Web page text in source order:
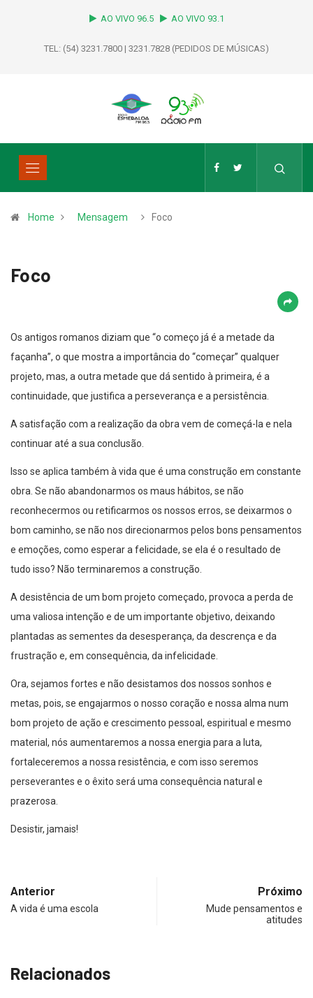
AO VIVO 96.5 AO VIVO 93.1
TEL: (54) 3231.7800 | 3231.7828 (PEDIDOS DE MÚSICAS)
Home Mensagem Foco
Foco
Os antigos romanos diziam que “o começo já é a metade da
façanha”, o que mostra a importância do “começar” qualquer
projeto, mas, a outra metade que dá sentido à primeira, é a
continuidade, que justifica a perseverança e a persistência.
A satisfação com a realização da obra vem de começá-la e nela
continuar até a sua conclusão.
Isso se aplica também à vida que é uma construção em constante
obra. Se não abandonarmos os maus hábitos, se não
reconhecermos ou retificarmos os nossos erros, se deixarmos o
bom caminho, se não nos direcionarmos pelos bons pensamentos
e emoções, como esperar a felicidade, se ela é o resultado de
tudo isso? Não terminaremos a construção.
A desistência de um bom projeto começado, provoca a perda de
uma valiosa intenção e de um importante objetivo, deixando
plantadas as sementes da desesperança, da descrença e da
frustração e, em consequência, da infelicidade.
Ora, sejamos fortes e não desistamos dos nossos sonhos e
metas, pois, se engajarmos o nosso coração e nossa alma num
bom projeto de ação e crescimento pessoal, espiritual e mesmo
material, nós aumentaremos a nossa energia para a luta,
fortaleceremos a nossa resistência, e com isso seremos
perseverantes e o êxito será uma consequência natural e
prazerosa.
Desistir, jamais!
Anterior
A vida é uma escola
Próximo
Mude pensamentos e
atitudes
Relacionados